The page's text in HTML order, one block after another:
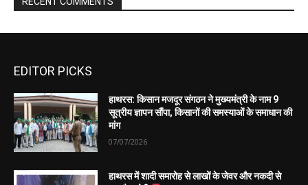
EDITOR PICKS
हाथरस: किसान मजदूर संगठन ने मुख्यमंत्री के नाम 9
सूत्रीय ज्ञापन सौंपा, किसानों की समस्याओं के समाधान की
मांग
07/07/2026
हाथरस में शादी समारोह से लाखों के जेवर और नकदी से